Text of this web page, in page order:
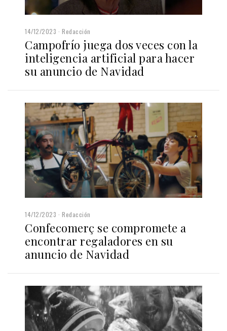
14/12/2023 Redacción
Campofrío juega dos veces con la
inteligencia artificial para hacer
su anuncio de Navidad
14/12/2023 Redacción
Confecomerç se compromete a
encontrar regaladores en su
anuncio de Navidad